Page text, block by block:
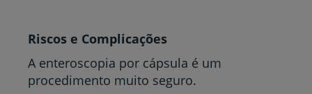
Riscos e Complicações
A enteroscopia por cápsula é um
procedimento muito seguro.